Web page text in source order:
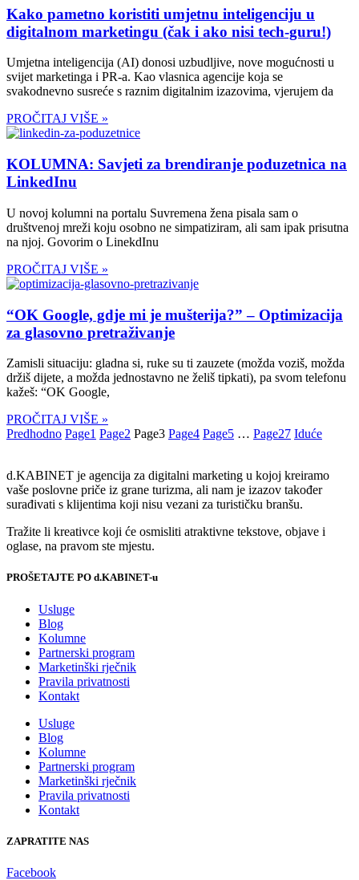
Kako pametno koristiti umjetnu inteligenciju u
digitalnom marketingu (čak i ako nisi tech-guru!)
Umjetna inteligencija (AI) donosi uzbudljive, nove mogućnosti u
svijet marketinga i PR-a. Kao vlasnica agencije koja se
svakodnevno susreće s raznim digitalnim izazovima, vjerujem da
PROČITAJ VIŠE »
KOLUMNA: Savjeti za brendiranje poduzetnica na
LinkedInu
U novoj kolumni na portalu Suvremena žena pisala sam o
društvenoj mreži koju osobno ne simpatiziram, ali sam ipak prisutna
na njoj. Govorim o LinekdInu
PROČITAJ VIŠE »
“OK Google, gdje mi je mušterija?” – Optimizacija
za glasovno pretraživanje
Zamisli situaciju: gladna si, ruke su ti zauzete (možda voziš, možda
držiš dijete, a možda jednostavno ne želiš tipkati), pa svom telefonu
kažeš: “OK Google,
PROČITAJ VIŠE »
Predhodno Page1 Page2 Page3 Page4 Page5 … Page27 Iduće
d.KABINET je agencija za digitalni marketing u kojoj kreiramo
vaše poslovne priče iz grane turizma, ali nam je izazov također
surađivati s klijentima koji nisu vezani za turističku branšu.
Tražite li kreativce koji će osmisliti atraktivne tekstove, objave i
oglase, na pravom ste mjestu.
PROŠETAJTE PO d.KABINET-u
Usluge
Blog
Kolumne
Partnerski program
Marketinški rječnik
Pravila privatnosti
Kontakt
Usluge
Blog
Kolumne
Partnerski program
Marketinški rječnik
Pravila privatnosti
Kontakt
ZAPRATITE NAS
Facebook